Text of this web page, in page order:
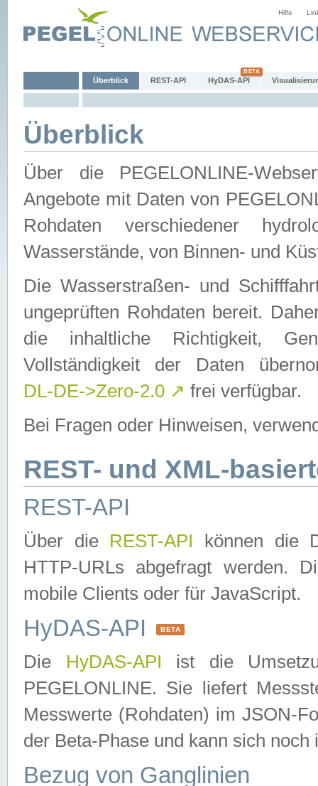
Hilfe
Überblick REST-API HyDAS-API
Überblick
Über die PEGELONLINE-
Angebote mit Daten von
Rohdaten verschiedener
Wasserstände, von Binnen- und
Die Wasserstraßen- und
ungeprüften Rohdaten bereit.
die inhaltliche Richtigkeit,
Vollständigkeit der Daten
DL-DE->Zero-2.0 ↗ frei verfügbar.
Bei Fragen oder Hinweisen,
REST- und XML-
REST-API
Über die REST-API können die
HTTP-URLs abgefragt werden.
mobile Clients oder für JavaScript.
HyDAS-API BETA
Die HyDAS-API ist die
PEGELONLINE. Sie liefert
Messwerte (Rohdaten) im JSON-
der Beta-Phase und kann sich noch
Bezug von Ganglinien